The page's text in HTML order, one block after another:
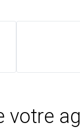
votre